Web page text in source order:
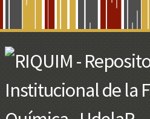
Main
Content